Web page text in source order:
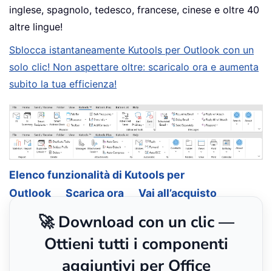
inglese, spagnolo, tedesco, francese, cinese e oltre 40
altre lingue!
Sblocca istantaneamente Kutools per Outlook con un
solo clic! Non aspettare oltre: scaricalo ora e aumenta
subito la tua efficienza!
Elenco funzionalità di Kutools per
Outlook
Scarica ora Vai all’acquisto
🚀 Download con un clic —
Ottieni tutti i componenti
aggiuntivi per Office